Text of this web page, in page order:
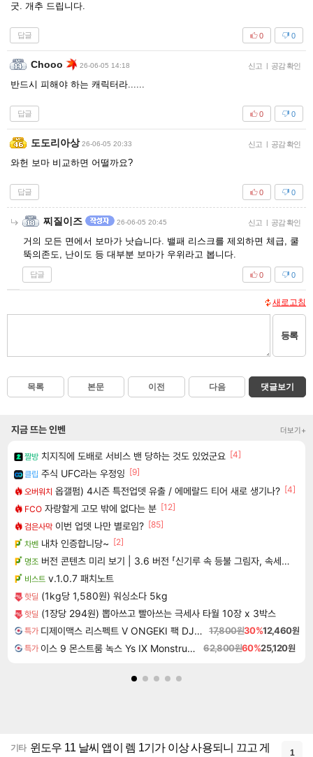
굿. 개추 드립니다.
답글 0
0
Chooo 26-06-05 14:18 신고 | 공감 확인
반드시 피해야 하는 캐릭터라......
답글 0
0
도도리아상 26-06-05 20:33 신고 | 공감 확인
와헌 보마 비교하면 어떨까요?
답글 0
0
찌질이즈 26-06-05 20:45 신고 | 공감 확인
거의 모든 면에서 보마가 낫습니다. 밸패 리스크를 제외하면 체급, 쿨
뚝의존도, 난이도 등 대부분 보마가 우위라고 봅니다.
답글 0
0
새로고침
등록
목록 본문 이전 다음 댓글보기
지금 뜨는 인벤 더보기+
짤방 치지직에 도배로 서비스 밴 당하는 것도 있었군요 [4]
클립 주식 UFC라는 우정잉 [9]
오버워치 옵갤펌) 4시즌 특전업뎃 유출 / 에메랄드 티어 새로 생기나? [4]
FCO 자랑할게 고모 밖에 없다는 분 [12]
검은사막 이번 업뎃 나만 별로임? [85]
차벤 내차 인증합니당~ [2]
명조 버전 콘텐츠 미리 보기 | 3.6 버전 「신기루 속 등불 그림자, 속세에 깃든 검의 결심」이 8월 20일에 업데이트됩니다!
비스트 v.1.0.7 패치노트
핫딜 (1kg당 1,580원) 워싱소다 5kg
핫딜 (1장당 294원) 뽑아쓰고 빨아쓰는 극세사 타월 10장 x 3박스
특가 디제이맥스 리스펙트 V ONGEKI 팩 DJMAX RESPECT V ONGEKI Pack DLC 17,800원30%12,460원
특가 이스 9 몬스트룸 녹스 Ys IX Monstrum Nox 62,800원60%25,120원
기타 윈도우 11 날씨 앱이 렘 1기가 이상 사용되니 끄고 게
1